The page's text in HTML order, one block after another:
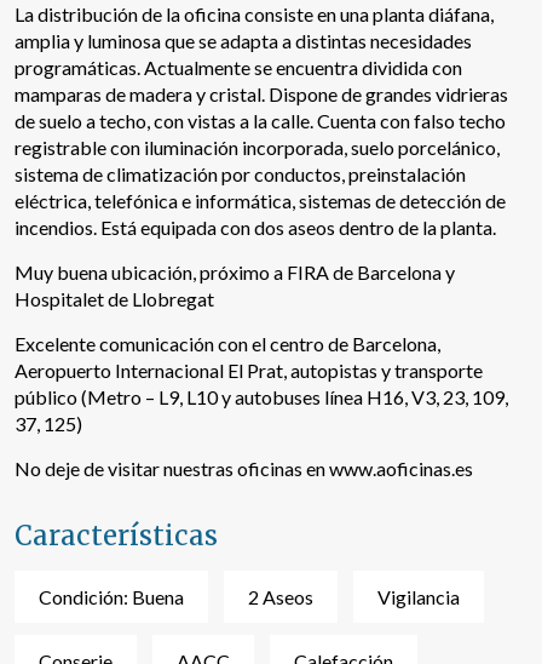
La distribución de la oficina consiste en una planta diáfana,
amplia y luminosa que se adapta a distintas necesidades
programáticas. Actualmente se encuentra dividida con
mamparas de madera y cristal. Dispone de grandes vidrieras
de suelo a techo, con vistas a la calle. Cuenta con falso techo
registrable con iluminación incorporada, suelo porcelánico,
sistema de climatización por conductos, preinstalación
eléctrica, telefónica e informática, sistemas de detección de
incendios. Está equipada con dos aseos dentro de la planta.
Muy buena ubicación, próximo a FIRA de Barcelona y
Hospitalet de Llobregat
Excelente comunicación con el centro de Barcelona,
Aeropuerto Internacional El Prat, autopistas y transporte
público (Metro – L9, L10 y autobuses línea H16, V3, 23, 109,
37, 125)
No deje de visitar nuestras oficinas en www.aoficinas.es
Características
Condición: Buena 2 Aseos Vigilancia
Modificar cookies
Técnicas y funcionales
información con la finalidad de mejorar nuestros servicios.